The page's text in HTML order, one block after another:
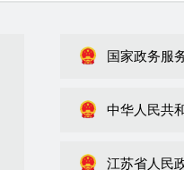
国家政务服
中华人民共
江苏省人民